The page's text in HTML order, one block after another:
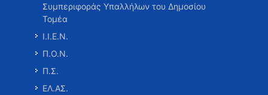
Συμπεριφοράς Υπαλλήλων του Δημοσίου
Τομέα
Ι.Ι.Ε.Ν.
Π.Ο.Ν.
Π.Σ.
ΕΛ.ΑΣ.